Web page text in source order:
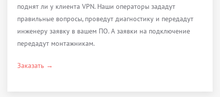
поднят ли у клиента VPN. Наши операторы зададут
правильные вопросы, проведут диагностику и передадут
инженеру заявку в вашем ПО. А заявки на подключение
передадут монтажникам.
Заказать →